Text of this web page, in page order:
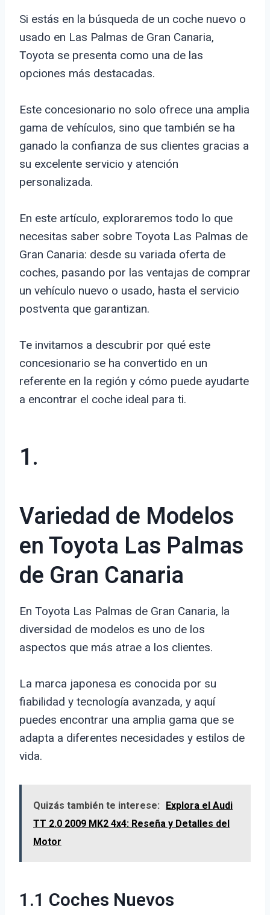
Si estás en la búsqueda de un coche nuevo o
usado en Las Palmas de Gran Canaria,
Toyota se presenta como una de las
opciones más destacadas.
Este concesionario no solo ofrece una amplia
gama de vehículos, sino que también se ha
ganado la confianza de sus clientes gracias a
su excelente servicio y atención
personalizada.
En este artículo, exploraremos todo lo que
necesitas saber sobre Toyota Las Palmas de
Gran Canaria: desde su variada oferta de
coches, pasando por las ventajas de comprar
un vehículo nuevo o usado, hasta el servicio
postventa que garantizan.
Te invitamos a descubrir por qué este
concesionario se ha convertido en un
referente en la región y cómo puede ayudarte
a encontrar el coche ideal para ti.
1.
Variedad de Modelos
en Toyota Las Palmas
de Gran Canaria
En Toyota Las Palmas de Gran Canaria, la
diversidad de modelos es uno de los
aspectos que más atrae a los clientes.
La marca japonesa es conocida por su
fiabilidad y tecnología avanzada, y aquí
puedes encontrar una amplia gama que se
adapta a diferentes necesidades y estilos de
vida.
Quizás también te interese:
Explora el Audi
TT 2.0 2009 MK2 4x4: Reseña y Detalles del
Motor
1.1 Coches Nuevos